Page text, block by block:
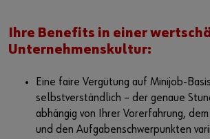
Ihre Benefits in einer
Unternehmenskultur:
Eine faire Vergütung auf Minijob-
selbstverständlich – der genaue
abhängig von Ihrer Vorerfahrung,
und den Aufgabenschwerpunkten